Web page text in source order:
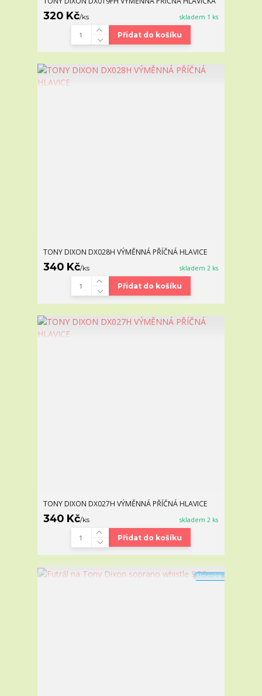
320 Kč/ks skladem 1 ks
Přidat do košíku
TONY DIXON DX028H VÝMĚNNÁ PŘÍČNÁ HLAVICE
340 Kč/ks skladem 2 ks
Přidat do košíku
TONY DIXON DX027H VÝMĚNNÁ PŘÍČNÁ HLAVICE
340 Kč/ks skladem 2 ks
Přidat do košíku
Novinka